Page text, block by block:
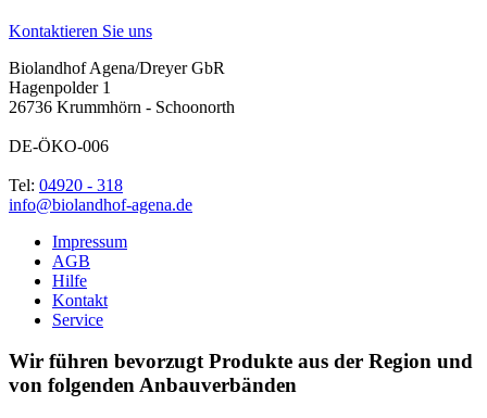
Kontaktieren Sie uns
Biolandhof Agena/Dreyer GbR
Hagenpolder 1
26736 Krummhörn - Schoonorth
DE-ÖKO-006
Tel: 04920 - 318
info@biolandhof-agena.de
Impressum
AGB
Hilfe
Kontakt
Service
Wir führen bevorzugt Produkte aus der Region und
von folgenden Anbauverbänden